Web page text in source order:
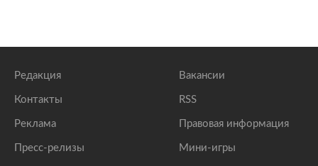
Редакция
Контакты
Реклама
Пресс-релизы
Вакансии
RSS
Правовая информация
Мини-игры